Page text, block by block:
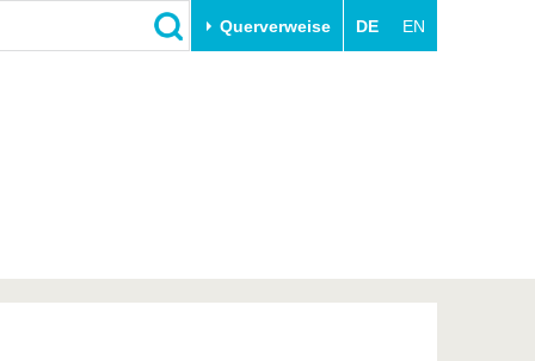
Querverweise DE EN
Gründen an der BTU